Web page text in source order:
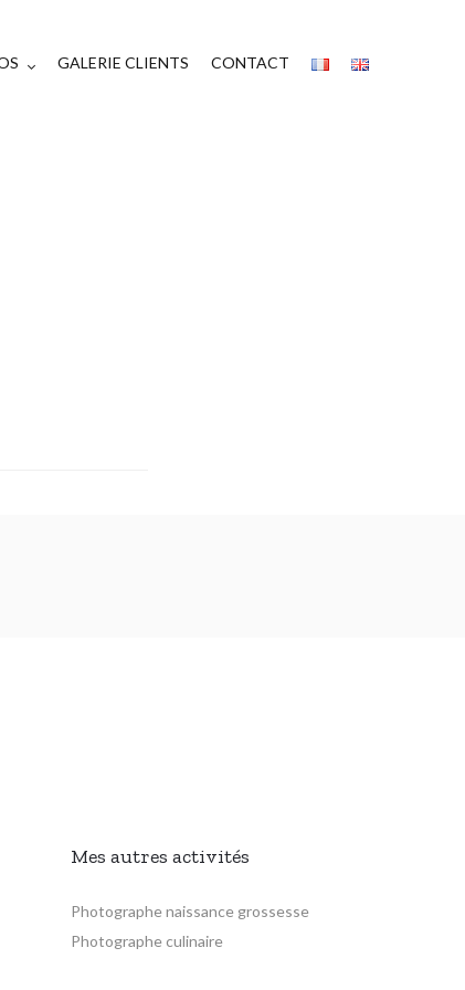
GALERIE CLIENTS CONTACT
Mes autres activités
Photographe naissance grossesse
Photographe culinaire